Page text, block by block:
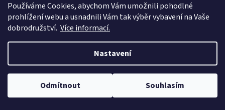
Používáme Cookies, abychom Vámumožnili pohodlné
prohlížení webu a usnadnili Vám tak výběr vybavení na Vaše
dobrodružství. Více informací.
Nastavení
Odmítnout Souhlasím
Vytvořil Shoptet
&BEOM.cz
Copyright 2026SAMBARSPORT. Všechna práva vyhrazena.
Upravit nastavení cookies